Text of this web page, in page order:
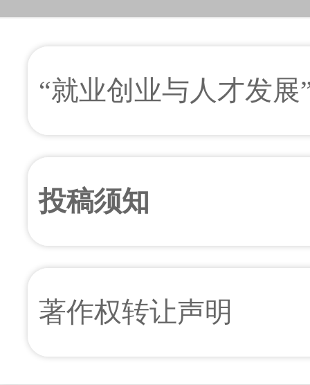
“就业创业与人才发
投稿须知
著作权转让声明